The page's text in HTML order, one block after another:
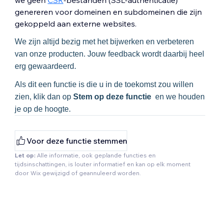
genereren voor domeinen en subdomeinen die zijn
gekoppeld aan externe websites.
We zijn altijd bezig met het bijwerken en verbeteren
van onze producten. Jouw feedback wordt daarbij heel
erg gewaardeerd.
Als dit een functie is die u in de toekomst zou willen
zien, klik dan op Stem op deze functie en we houden
je op de hoogte.
Voor deze functie stemmen
Let op: Alle informatie, ook geplande functies en
tijdsinschattingen, is louter informatief en kan op elk moment
door Wix gewijzigd of geannuleerd worden.